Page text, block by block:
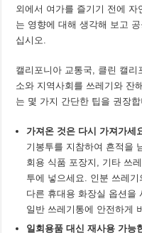
외에서 여가를 즐기기 전에 자
는 영향에 대해 생각해 보고
십시오.
캘리포니아 교통국, 클린 캘
소와 지역사회를 쓰레기와 잔
는 몇 가지 간단한 팁을 권장
가져온 것은 다시 가져가세
기봉투를 지참하여 흔적을
회용 식품 포장지, 기타 쓰
투에 넣으세요. 인분 쓰레
다른 휴대용 화장실 옵션을
일반 쓰레기통에 안전하게
일회용품 대신 재사용 가능